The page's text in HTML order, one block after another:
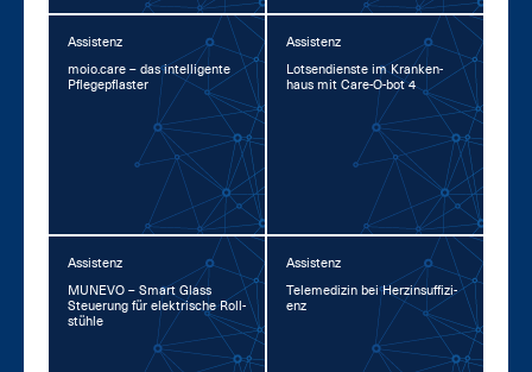
Assistenz
moio.ca­re – das in­tel­li­gen­te
Pfle­ge­pflas­ter
Assistenz
Lot­sen­diens­te im Kran­ken­
haus mit Ca­re-O-bot 4
Assistenz
MU­NE­VO – Smart Glass
Steue­rung für elek­tri­sche Roll­
stüh­le
Assistenz
Te­le­me­di­zin bei Herz­in­suf­fi­zi­
enz